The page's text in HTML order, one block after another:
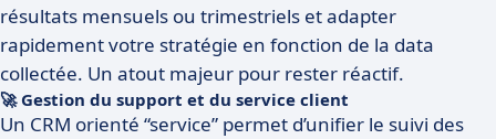
résultats mensuels ou trimestriels et adapter
rapidement votre stratégie en fonction de la data
collectée. Un atout majeur pour rester réactif.
🚀 Gestion du support et du service client
Un CRM orienté “service” permet d’unifier le suivi des